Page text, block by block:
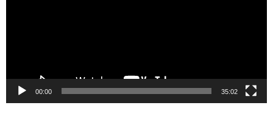
00:00 35:02